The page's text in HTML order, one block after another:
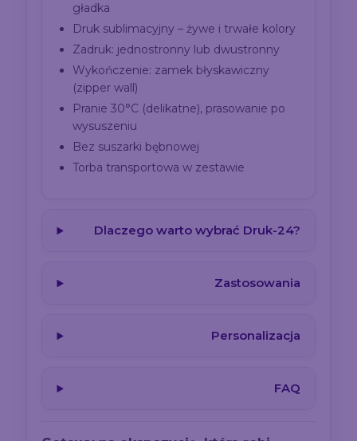
gładka
Druk sublimacyjny – żywe i trwałe kolory
Zadruk: jednostronny lub dwustronny
Wykończenie: zamek błyskawiczny
(zipper wall)
Pranie 30°C (delikatne), prasowanie po
wysuszeniu
Bez suszarki bębnowej
Torba transportowa w zestawie
Dlaczego warto wybrać Druk-24?
Zastosowania
Personalizacja
FAQ